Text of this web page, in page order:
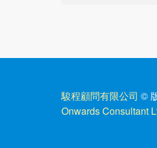
駿程顧問有限公司 ©
Onwards Consultant